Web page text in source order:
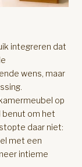
integreren dat
wens, maar
op
benut om het
daar niet:
met een
intieme